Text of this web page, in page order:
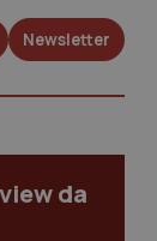
Newsletter
da